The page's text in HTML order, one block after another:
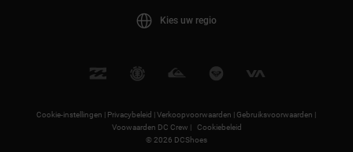
Kies uw regio
Cookie-instellingen | Privacybeleid |Verkoopvoorwaarden |Gebruiksvoorwaarden |
Voowaarden DC Crew |
Cookiebeleid
© 2026 DCShoes